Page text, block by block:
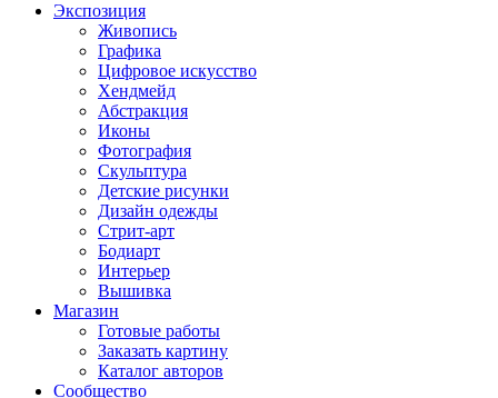
Экспозиция
Живопись
Графика
Цифровое искусство
Хендмейд
Абстракция
Иконы
Фотография
Скульптура
Детские рисунки
Дизайн одежды
Стрит-арт
Бодиарт
Интерьер
Вышивка
Магазин
Готовые работы
Заказать картину
Каталог авторов
Сообщество